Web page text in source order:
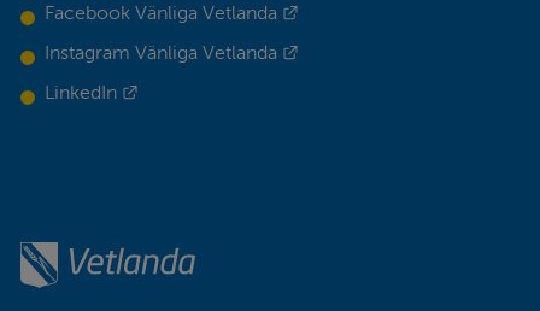
Facebook Vänliga Vetlanda
Instagram Vänliga Vetlanda
LinkedIn